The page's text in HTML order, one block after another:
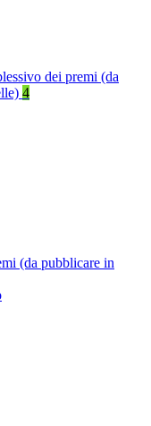
dei premi (da
4
(da pubblicare in